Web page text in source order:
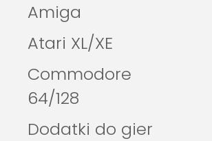
Amiga
Atari XL/XE
Commodore
64/128
Dodatki do gier